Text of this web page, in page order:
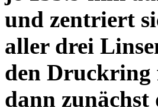
und zentriert
aller drei
den Druckring
dann